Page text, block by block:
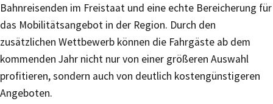
Bahnreisenden im Freistaat und eine echte Bereicherung für
das Mobilitätsangebot in der Region. Durch den
zusätzlichen Wettbewerb können die Fahrgäste ab dem
kommenden Jahr nicht nur von einer größeren Auswahl
profitieren, sondern auch von deutlich kostengünstigeren
Angeboten.